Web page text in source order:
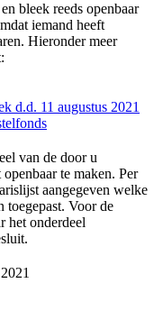
bleek reeds openbaar
iemand heeft
Hieronder meer
d.d. 11 augustus 2021
van de door u
te maken. Per
aangegeven welke
toegepast. Voor de
het onderdeel